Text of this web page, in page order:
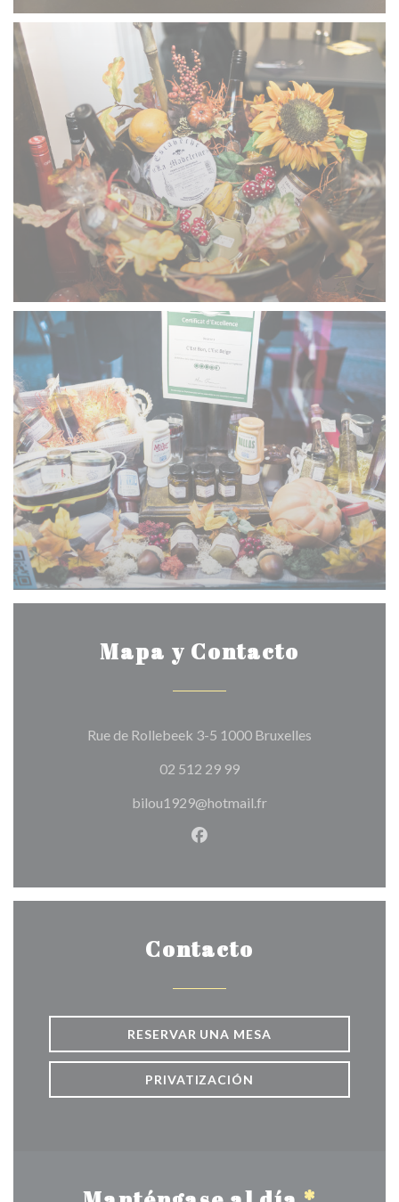
Mapa y Contacto
Rue de Rollebeek 3-5 1000 Bruxelles
02 512 29 99
bilou1929@hotmail.fr
Facebook ((abre en una
Contacto
RESERVAR UNA MESA
PRIVATIZACIÓN